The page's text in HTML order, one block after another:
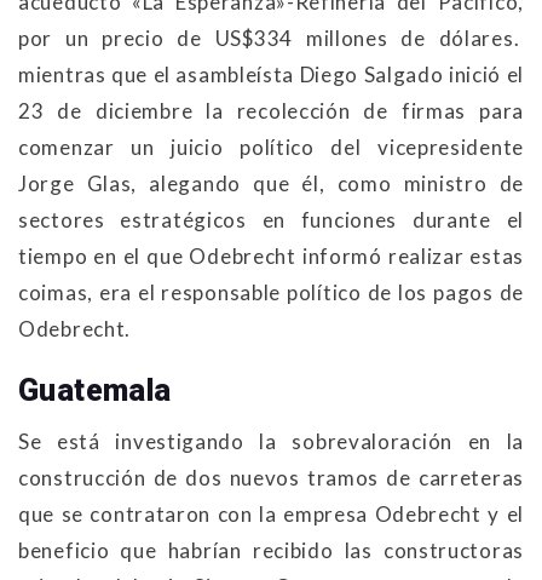
por un precio de US$334 millones de dólares.
mientras que el asambleísta Diego Salgado inició el
23 de diciembre la recolección de firmas para
comenzar un juicio político del vicepresidente
Jorge Glas, alegando que él, como ministro de
sectores estratégicos en funciones durante el
tiempo en el que Odebrecht informó realizar estas
coimas, era el responsable político de los pagos de
Odebrecht.
Guatemala
Se está investigando la sobrevaloración en la
construcción de dos nuevos tramos de carreteras
que se contrataron con la empresa Odebrecht y el
beneficio que habrían recibido las constructoras